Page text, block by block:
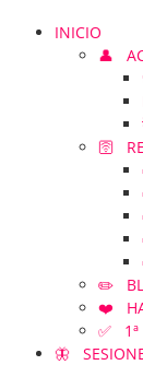
INICIO
👤
🛜
✏️
❤️
✅ 1ª
🦋